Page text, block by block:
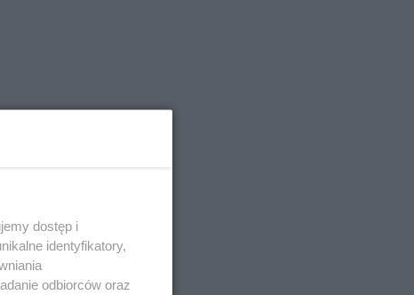
dostęp i
identyfikatory,
odbiorców oraz